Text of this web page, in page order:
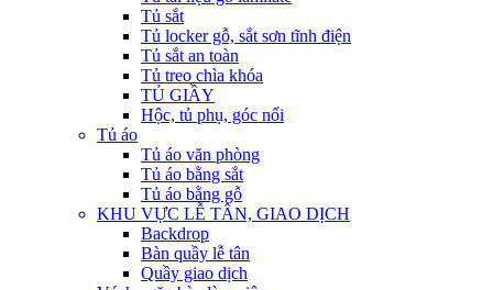
Tủ sắt
Tủ locker gỗ, sắt sơn tĩnh điện
Tủ sắt an toàn
Tủ treo chìa khóa
TỦ GIẦY
Hộc, tủ phụ, góc nối
Tủ áo
Tủ áo văn phòng
Tủ áo bằng sắt
Tủ áo bằng gỗ
KHU VỰC LỄ TÂN, GIAO DỊCH
Backdrop
Bàn quầy lễ tân
Quầy giao dịch